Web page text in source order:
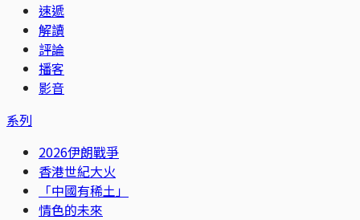
速遞
解讀
評論
播客
影音
系列
2026伊朗戰爭
香港世紀大火
「中國有稀土」
情色的未來